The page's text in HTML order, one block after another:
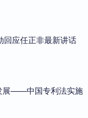
回应任正非最新讲话
展——中国专利法实施